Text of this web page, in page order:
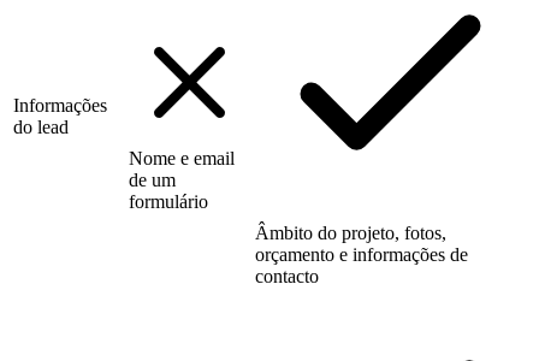
Informações
do lead
Nome e email
de um
formulário
Âmbito do projeto, fotos,
orçamento e informações de
contacto